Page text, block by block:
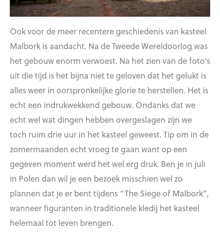
Ook voor de meer recentere geschiedenis van kasteel
Malbork is aandacht. Na de Tweede Wereldoorlog was
het gebouw enorm verwoest. Na het zien van de foto’s
uit die tijd is het bijna niet te geloven dat het gelukt is
alles weer in oorspronkelijke glorie te herstellen. Het is
echt een indrukwekkend gebouw. Ondanks dat we
echt wel wat dingen hebben overgeslagen zijn we
toch ruim drie uur in het kasteel geweest. Tip om in de
zomermaanden echt vroeg te gaan want op een
gegeven moment werd het wel erg druk. Ben je in juli
in Polen dan wil je een bezoek misschien wel zo
plannen dat je er bent tijdens “The Siege of Malbork”,
wanneer figuranten in traditionele kledij het kasteel
helemaal tot leven brengen.